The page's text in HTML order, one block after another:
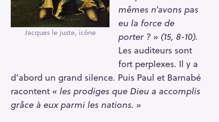
Jacques le juste, icône
mêmes n’avons pas
eu la force de
porter ? » (15, 8-10).
Les auditeurs sont
fort perplexes. Il y a
d’abord un grand silence. Puis Paul et Barnabé
racontent « les prodiges que Dieu a accomplis
grâce à eux parmi les nations. »